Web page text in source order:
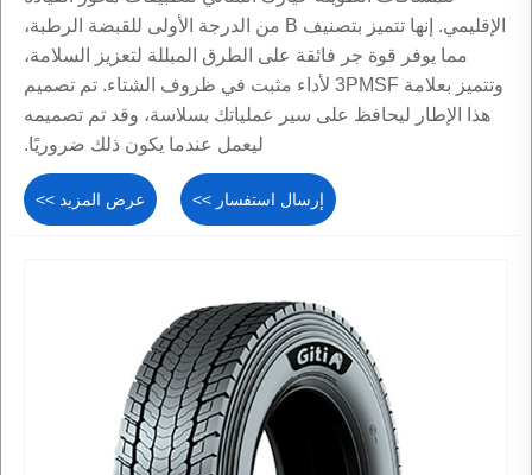
الإقليمي. إنها تتميز بتصنيف B من الدرجة الأولى للقبضة الرطبة،
مما يوفر قوة جر فائقة على الطرق المبللة لتعزيز السلامة،
وتتميز بعلامة 3PMSF لأداء مثبت في ظروف الشتاء. تم تصميم
هذا الإطار ليحافظ على سير عملياتك بسلاسة، وقد تم تصميمه
ليعمل عندما يكون ذلك ضروريًا.
عرض المزيد >> إرسال استفسار >>